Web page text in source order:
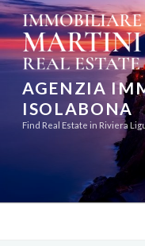
Salta
al
contenuto
AGENZIA
ISOLABONA
Find Real Estate in Riviera